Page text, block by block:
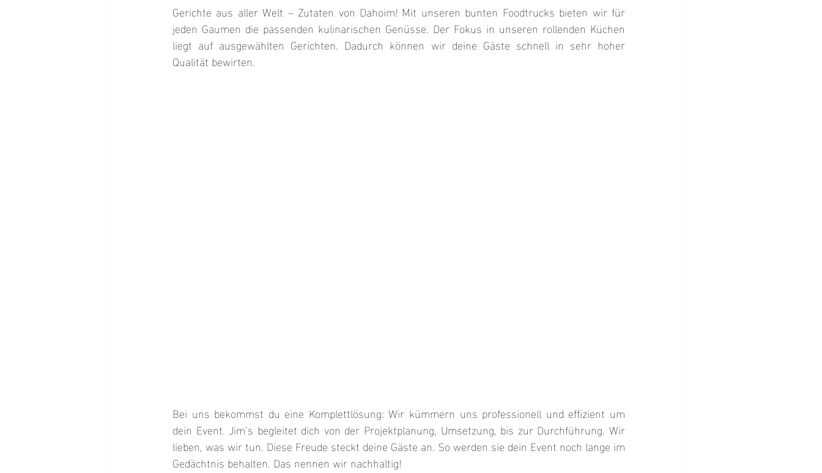
Gerichte aus aller Welt – Zutaten von Dahoim! Mit unseren bunten Foodtrucks bieten wir für
jeden Gaumen die passenden kulinarischen Genüsse. Der Fokus in unseren rollenden Küchen
liegt auf ausgewählten Gerichten. Dadurch können wir deine Gäste schnell in sehr hoher
Qualität bewirten.
Bei uns bekommst du eine Komplettlösung: Wir kümmern uns professionell und effizient um
dein Event. Jim’s begleitet dich von der Projektplanung, Umsetzung, bis zur Durchführung. Wir
lieben, was wir tun. Diese Freude steckt deine Gäste an. So werden sie dein Event noch lange im
Gedächtnis behalten. Das nennen wir nachhaltig!